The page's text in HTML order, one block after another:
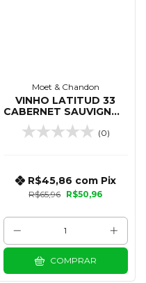
Moet & Chandon
VINHO LATITUD 33
CABERNET SAUVIGNON
750 ML
(0)
R$65,96 R$50,96
R$45,86 com Pix
COMPRAR